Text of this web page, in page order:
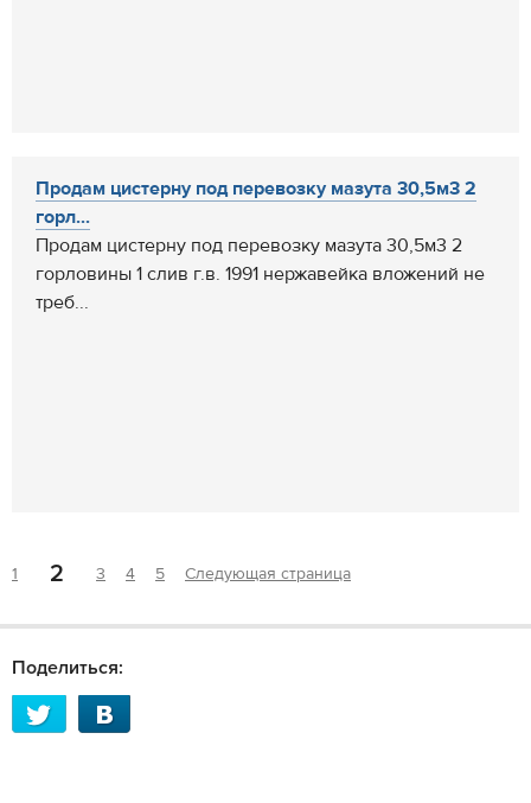
Продам цистерну под перевозку мазута 30,5м3 2
горл...
Продам цистерну под перевозку мазута 30,5м3 2
горловины 1 слив г.в. 1991 нержавейка вложений не
треб...
1 2 3 4 5 Следующая страница
Поделиться: